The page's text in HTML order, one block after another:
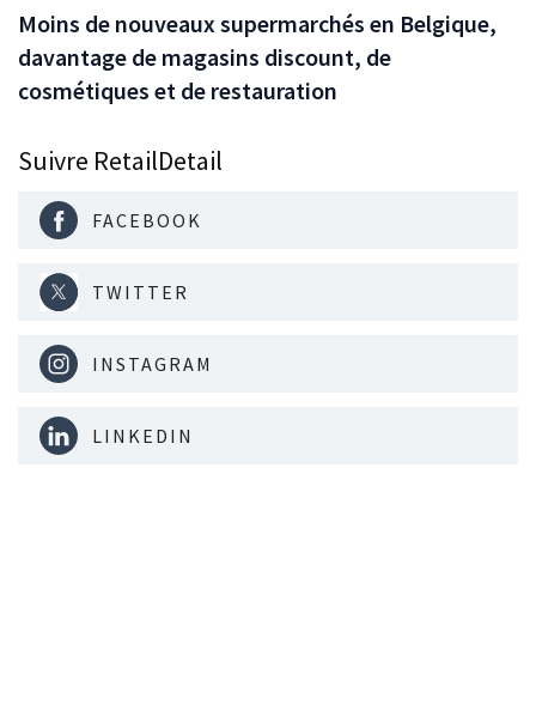
Moins de nouveaux supermarchés en Belgique,
davantage de magasins discount, de
cosmétiques et de restauration
Suivre RetailDetail
FACEBOOK
TWITTER
INSTAGRAM
LINKEDIN